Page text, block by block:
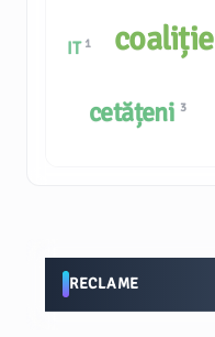
IT 1
cetățeni 3
coaliție
RECLAME